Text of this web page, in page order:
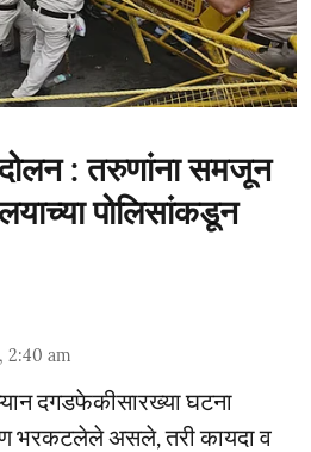
: तरुणांना समजून
पोलिसांकडून
2:40 am
दगडफेकीसारख्या घटना
भरकटलेले असले, तरी कायदा व